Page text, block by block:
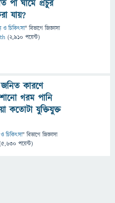
পা ঘামে প্রচুর
যায়?
ও চিকিৎসা" বিভাগে জিজ্ঞাসা
(2,910 পয়েন্ট)
জনিত কারণে
গরম পানি
কতোটা যুক্তিযুক্ত
ও চিকিৎসা" বিভাগে জিজ্ঞাসা
5,630 পয়েন্ট)